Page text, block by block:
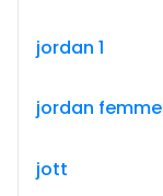
jordan 1
jordan femme
jott